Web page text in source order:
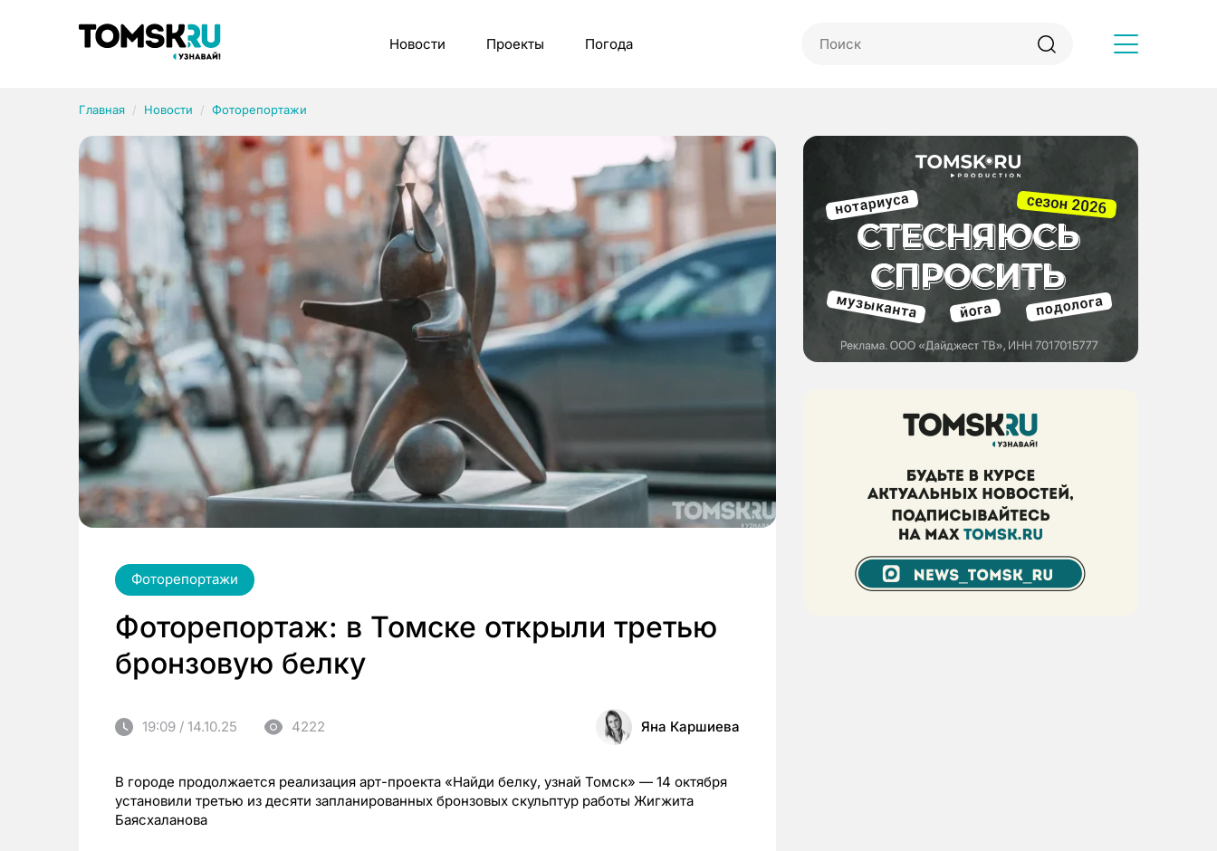
Новости Проекты Погода
Главная Новости Фоторепортажи
Фоторепортажи
Фоторепортаж: в Томске открыли третью
бронзовую белку
19:09 / 14.10.25 4222 Яна Каршиева
В городе продолжается реализация арт-проекта «Найди белку, узнай Томск» — 14 октября
установили третью из десяти запланированных бронзовых скульптур работы Жигжита
Баясхаланова
Рубрики